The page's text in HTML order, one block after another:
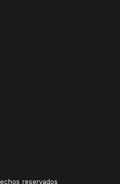
reservados